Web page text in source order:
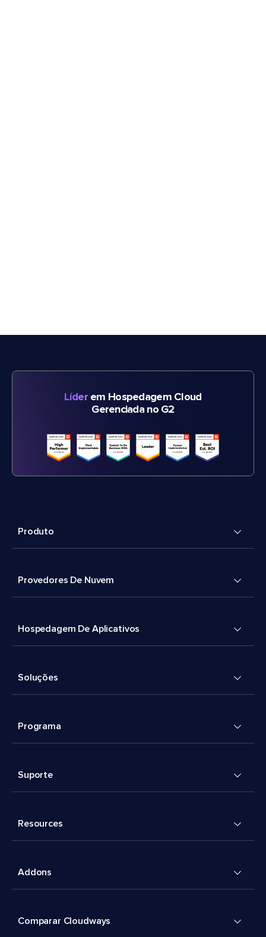
Líderem Hospedagem Cloud
Gerenciada no G2
Produto
Provedores De Nuvem
Hospedagem De Aplicativos
Soluções
Programa
Suporte
Resources
Addons
Comparar Cloudways